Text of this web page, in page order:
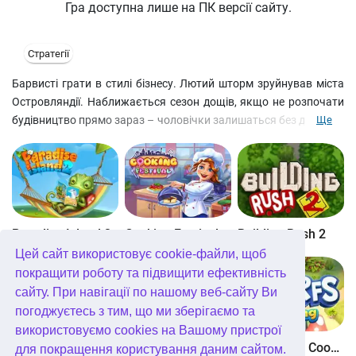
Цей сайт використовує cookie-файли, щоб
покращити роботу та підвищити ефективність
сайту. При навігації по нашому веб-сайту Ви
погоджуєтесь з тим, що ми зберігаємо та
використовуємо cookies на Вашому пристрої
для покращення користування даним сайтом.
Гра доступна лише на ПК версії сайту.
Стратегії
Барвисті грати в стилі бізнесу. Лютий шторм зруйнував міста
Островляндії. Наближається сезон дощів, якщо не розпочати
будівництво прямо зараз – чоловічки залишаться без даху над
відвідати вісім чудових островів, заново відбудувати всі
будинки та повернути островитянам гарний настрій. Той, хто
зможе впоратися із завданнями першим, отримає почесні
трофеї та звання легендарного містобудівника!
Ще
Paradise Island 2 Cooking Festival Building Rush 2
Boom Town Dangerous Adventure The Smurfs Cooking